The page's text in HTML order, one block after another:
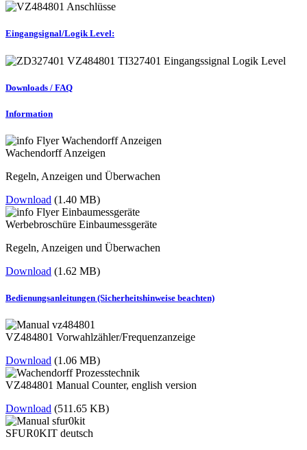
Eingangsignal/Logik Level:
Downloads / FAQ
Information
Wachendorff Anzeigen
Regeln, Anzeigen und Überwachen
Download (1.40 MB)
Werbebroschüre Einbaumessgeräte
Regeln, Anzeigen und Überwachen
Download (1.62 MB)
Bedienungsanleitungen (Sicherheitshinweise beachten)
VZ484801 Vorwahlzähler/Frequenzanzeige
Download (1.06 MB)
VZ484801 Manual Counter, english version
Download (511.65 KB)
SFUR0KIT deutsch